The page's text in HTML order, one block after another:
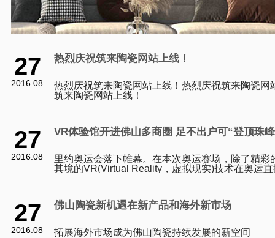
27
2016.08
热烈庆祝筑来陶瓷网站上线！
热烈庆祝筑来陶瓷网站上线！热烈庆祝筑来陶瓷网
筑来陶瓷网站上线！
27
2016.08
VR体验馆开进佛山多商圈 足不出户可“登顶珠
里约奥运会落下帷幕。在本次奥运赛场，除了精彩
其境的VR(Virtual Reality，虚拟现实)技术在奥运
27
2016.08
佛山陶瓷新机遇在新产品和海外新市场
拓展海外市场成为佛山陶瓷持续发展的新空间